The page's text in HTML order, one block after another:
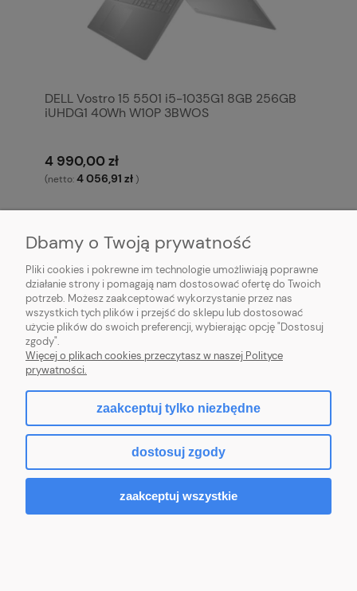
DELL Vostro 15 5501 i5-1035G1 8GB 256GB
iUHDG1 40Wh W10P 3BWOS
4 990,00 zł
(netto:4 056,91 zł )
iUHDG1 42Wh W10P 3BWOS
Dbamy o Twoją prywatność
Pliki cookies i pokrewne im technologie umożliwiają poprawne
działanie strony i pomagają nam dostosować ofertę do Twoich
potrzeb. Możesz zaakceptować wykorzystanie przez nas
wszystkich tych plików i przejść do sklepu lub dostosować
użycie plików do swoich preferencji, wybierając opcję "Dostosuj
zgody".
Więcej o plikach cookies przeczytasz w naszej Polityce
prywatności.
zaakceptuj tylko niezbędne
dostosuj zgody
zaakceptuj wszystkie